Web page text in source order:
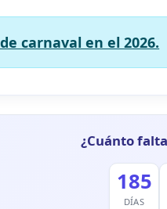
carnaval en el 2026.
¿Cuánto
185
DÍAS